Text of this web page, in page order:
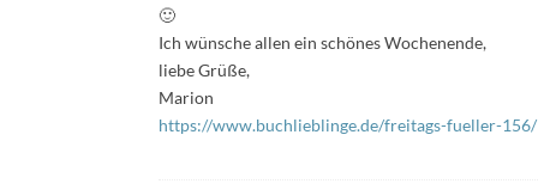
🙂
Ich wünsche allen ein schönes Wochenende,
liebe Grüße,
Marion
https://www.buchlieblinge.de/freitags-fueller-156/